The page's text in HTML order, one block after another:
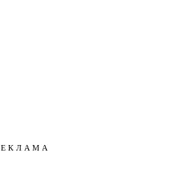
Е К Л А М А